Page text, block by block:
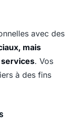
avec des
mais
. Vos
à des fins